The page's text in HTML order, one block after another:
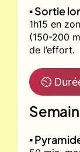
▪️ Sortie
1h15 en
(150-200
de l’effort.
⏲
▪️